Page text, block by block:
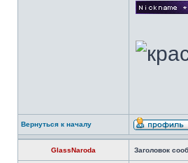
Вернуться к началу
GlassNaroda Заголовок